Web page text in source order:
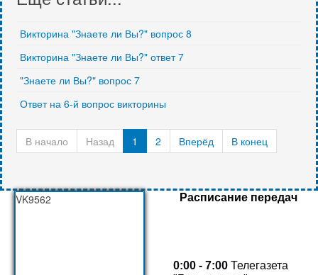
Викторина "Знаете ли Вы?" вопрос 8
Викторина "Знаете ли Вы?" ответ 7
"Знаете ли Вы?" вопрос 7
Ответ на 6-й вопрос викторины
В начало Назад 1 2 Вперёд В конец
VK9562 Расписание передач
0:00 - 7:00 Телегазета